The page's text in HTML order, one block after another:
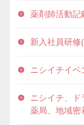
薬剤師活動記
新入社員研修
ニシイチイベ
ニシイチ、
薬局、地域密